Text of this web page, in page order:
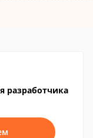
разработчика